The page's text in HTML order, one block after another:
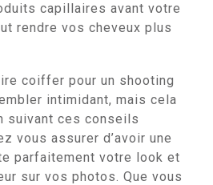
capillaires avant votre
rendre vos cheveux plus
coiffer pour un shooting
intimidant, mais cela
suivant ces conseils
vous assurer d’avoir une
parfaitement votre look et
sur vos photos. Que vous